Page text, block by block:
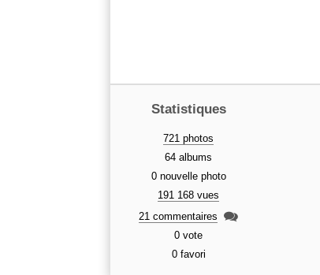
Statistiques
721 photos
64 albums
0 nouvelle photo
191 168 vues
21 commentaires

0 vote
0 favori